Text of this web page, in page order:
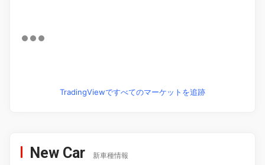
TradingViewですべてのマーケットを追跡
New Car 新車種情報